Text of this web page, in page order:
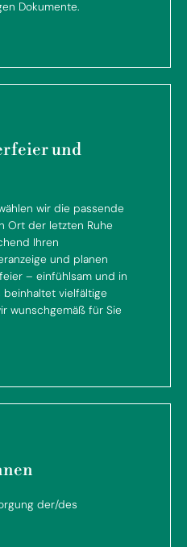
Dokumente.
und
wir die passende
Ort der letzten Ruhe
Ihren
und planen
– einfühlsam und in
beinhaltet vielfältige
wunschgemäß für Sie
der/des